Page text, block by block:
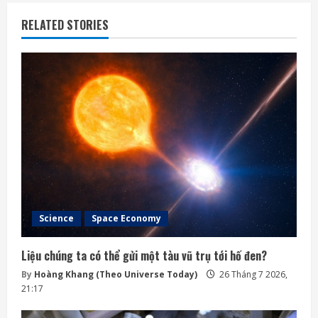
RELATED STORIES
Science Space Economy
Liệu chúng ta có thể gửi một tàu vũ trụ tới hố đen?
By Hoàng Khang (Theo Universe Today)
26 Tháng 7 2026,
21:17